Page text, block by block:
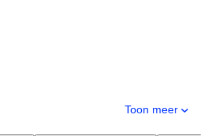
Toon meer